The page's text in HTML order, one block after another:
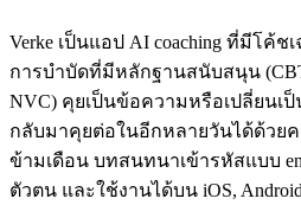
Verke เป็นแอป AI coaching ที่มีโค้
การบำบัดที่มีหลักฐานสนับสนุน
NVC) คุยเป็นข้อความหรือเปลี่ยนเ
กลับมาคุยต่อในอีกหลายวันได้ด้วย
ข้ามเดือน บทสนทนาเข้ารหัสแบบ
ตัวตน และใช้งานได้บน iOS,